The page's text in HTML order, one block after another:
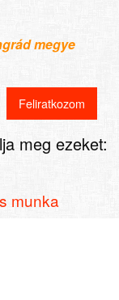
megye
meg ezeket:
munka